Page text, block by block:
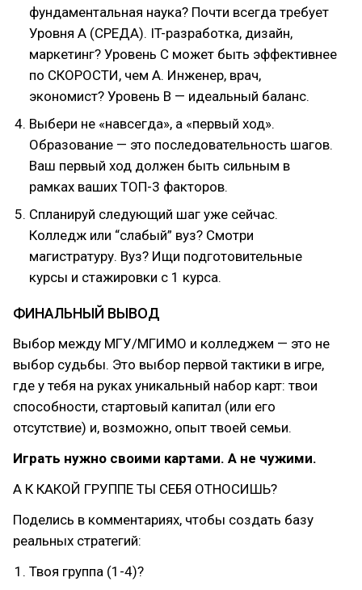
фундаментальная наука? Почти всегда требует
Уровня А (СРЕДА). IT-разработка, дизайн,
маркетинг? Уровень С может быть эффективнее
по СКОРОСТИ, чем А. Инженер, врач,
экономист? Уровень В — идеальный баланс.
Выбери не «навсегда», а «первый ход».
Образование — это последовательность шагов.
Ваш первый ход должен быть сильным в
рамках ваших ТОП-3 факторов.
Спланируй следующий шаг уже сейчас.
Колледж или “слабый” вуз? Смотри
магистратуру. Вуз? Ищи подготовительные
курсы и стажировки с 1 курса.
ФИНАЛЬНЫЙ ВЫВОД
Выбор между МГУ/МГИМО и колледжем — это не
выбор судьбы. Это выбор первой тактики в игре,
где у тебя на руках уникальный набор карт: твои
способности, стартовый капитал (или его
отсутствие) и, возможно, опыт твоей семьи.
Играть нужно своими картами. А не чужими.
А К КАКОЙ ГРУППЕ ТЫ СЕБЯ ОТНОСИШЬ?
Поделись в комментариях, чтобы создать базу
реальных стратегий:
Твоя группа (1-4)?